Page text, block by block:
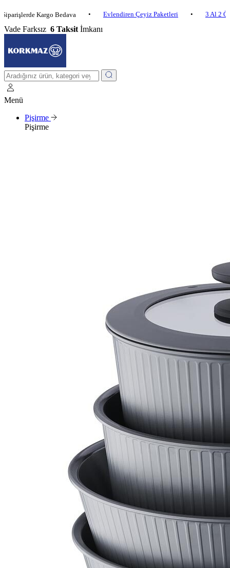
Kargo Bedava • Evlendiren Çeyiz Paketleri • 3 Al 2 Öde •
Vade Farksız 6 Taksit İmkanı
Menü
Pişirme
Pişirme